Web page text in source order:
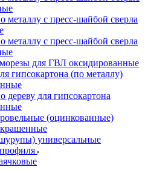
металлу с пресс-шайбой сверла
металлу с пресс-шайбой сверла
для ГВЛ оксидированные
гипсокартона (по металлу)
дереву для гипсокартона
(оцинкованные)
универсальные